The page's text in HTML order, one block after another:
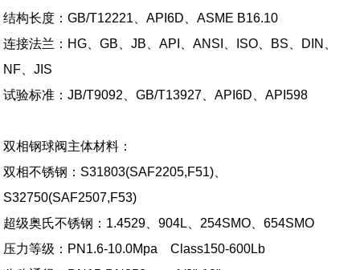
结构长度：GB/T12221、API6D、ASME B16.10
连接法兰：HG、GB、JB、API、ANSI、ISO、BS、DIN、
NF、JIS
试验标准：JB/T9092、GB/T13927、API6D、API598
双相钢球阀主体材料：
双相不锈钢：S31803(SAF2205,F51)、
S32750(SAF2507,F53)
超级奥氏不锈钢：1.4529、904L、254SMO、654SMO
压力等级：PN1.6-10.0Mpa Class150-600Lb